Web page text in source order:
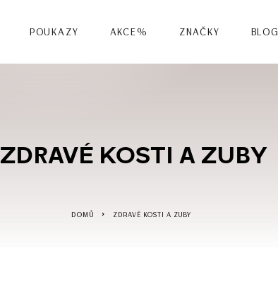
POUKAZY AKCE% ZNAČKY BLOG
ZDRAVÉ KOSTI A ZUBY
DOMŮ ZDRAVÉ KOSTI A ZUBY